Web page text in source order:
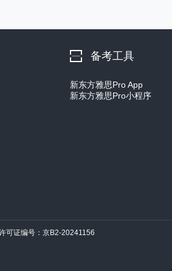
备考工具
新东方雅思Pro App
新东方雅思Pro小程序
可证编号：京B2-20241156